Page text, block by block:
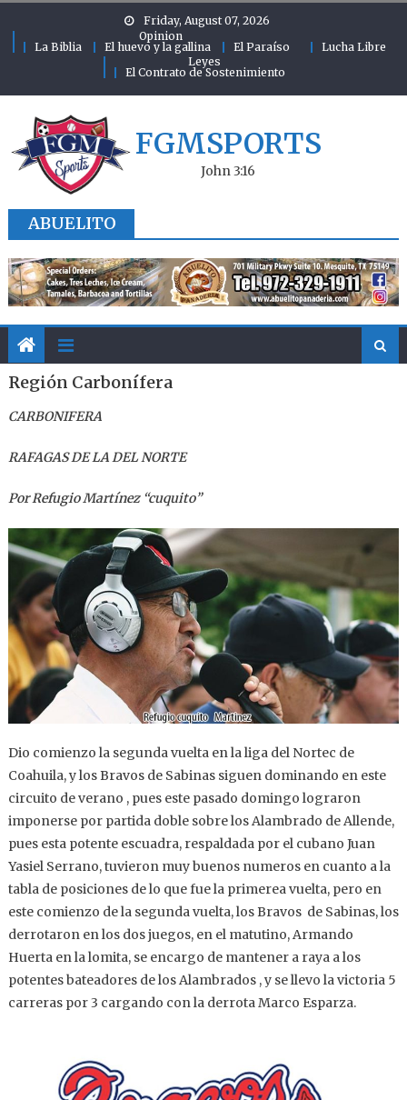
Friday, August 07, 2026
Opinion
La Biblia
El huevo y la gallina El Paraíso
Lucha Libre
Leyes
El Contrato de Sostenimiento
FGMSPORTS
John 3:16
ABUELITO
Región Carbonífera
CARBONIFERA
RAFAGAS DE LA DEL NORTE
Por Refugio Martínez “cuquito”
Dio comienzo la segunda vuelta en la liga del Nortec de
Coahuila, y los Bravos de Sabinas siguen dominando en este
circuito de verano , pues este pasado domingo lograron
imponerse por partida doble sobre los Alambrado de Allende,
pues esta potente escuadra, respaldada por el cubano Juan
Yasiel Serrano, tuvieron muy buenos numeros en cuanto a la
tabla de posiciones de lo que fue la primerea vuelta, pero en
este comienzo de la segunda vuelta, los Bravos de Sabinas, los
derrotaron en los dos juegos, en el matutino, Armando
Huerta en la lomita, se encargo de mantener a raya a los
potentes bateadores de los Alambrados , y se llevo la victoria 5
carreras por 3 cargando con la derrota Marco Esparza.